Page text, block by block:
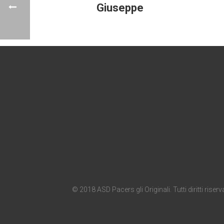
Giuseppe
© 2018 ASD Pacers gli Originali. Tutti diritti